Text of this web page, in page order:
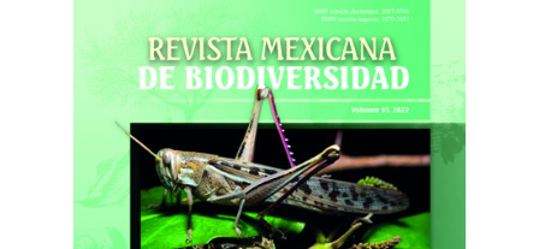
future of biodiversity. Ecology Letters, 15, 365–377.
https://doi.org/10.1111/j.1461-0248.2011.01736.x
Bongers, F., Poorter, L., Hawthorne, W. D. y Sheil, D. (2009).
The intermediate disturbance hypothesis applies to tropical
forests, but disturbance contributes little to tree diversity.
Ecology Letters, 12, 798–805.https://doi.org/10.1111/j.1461-
0248.2009.01329.x